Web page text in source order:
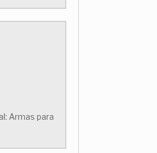
Armas para